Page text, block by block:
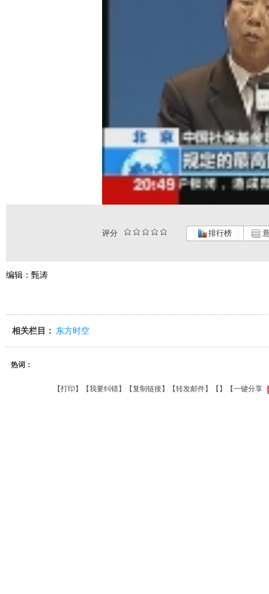
评分 排行榜
编辑：甄涛
相关栏目： 东方时空
热词：
【打印 】【我要纠错】【复制链接】【转发邮件】【 】 【一键分享